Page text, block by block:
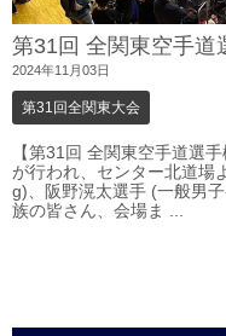
第31回 全関東空手道
2024年11月03日
第31回全関東大会
【第31回 全関東空手道選
が行われ、センター北道場
g)、阪野滉太選手 (一般男
族の皆さん、会場ま ...